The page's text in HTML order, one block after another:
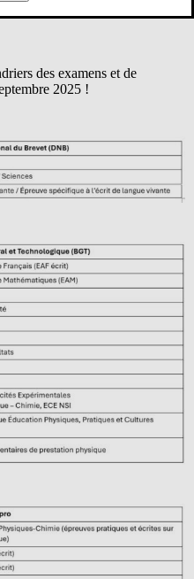
des examens et de
2025 !